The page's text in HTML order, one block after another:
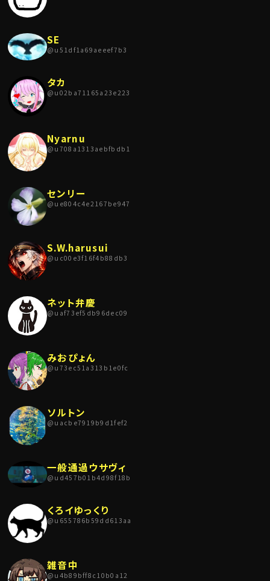
SE
@ u51df1a69aeeef7b3
タカ
@ u02ba71165a23e223
Nyarnu
@ u708a1313aebfbdb1
センリー
@ ue804c4e2167be947
S.W.harusui
@ uc00e3f16f4b88db3
ネット弁慶
@ uaf73ef5db96dec09
みおぴょん
@ u73ec51a313b1e0fc
ソルトン
@ uacbe7919b9d1fef2
一般通過ウサヴィ
@ ud457b01b4d98f18b
くろイゆっくり
@ u655786b59dd613aa
雑音中
@ u4b89bff8c10b0a12